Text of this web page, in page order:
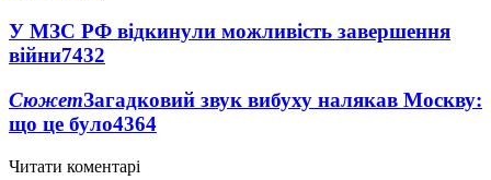
У МЗС РФ відкинули можливість завершення
війни7432
СюжетЗагадковий звук вибуху налякав Москву:
що це було4364
Читати коментарі